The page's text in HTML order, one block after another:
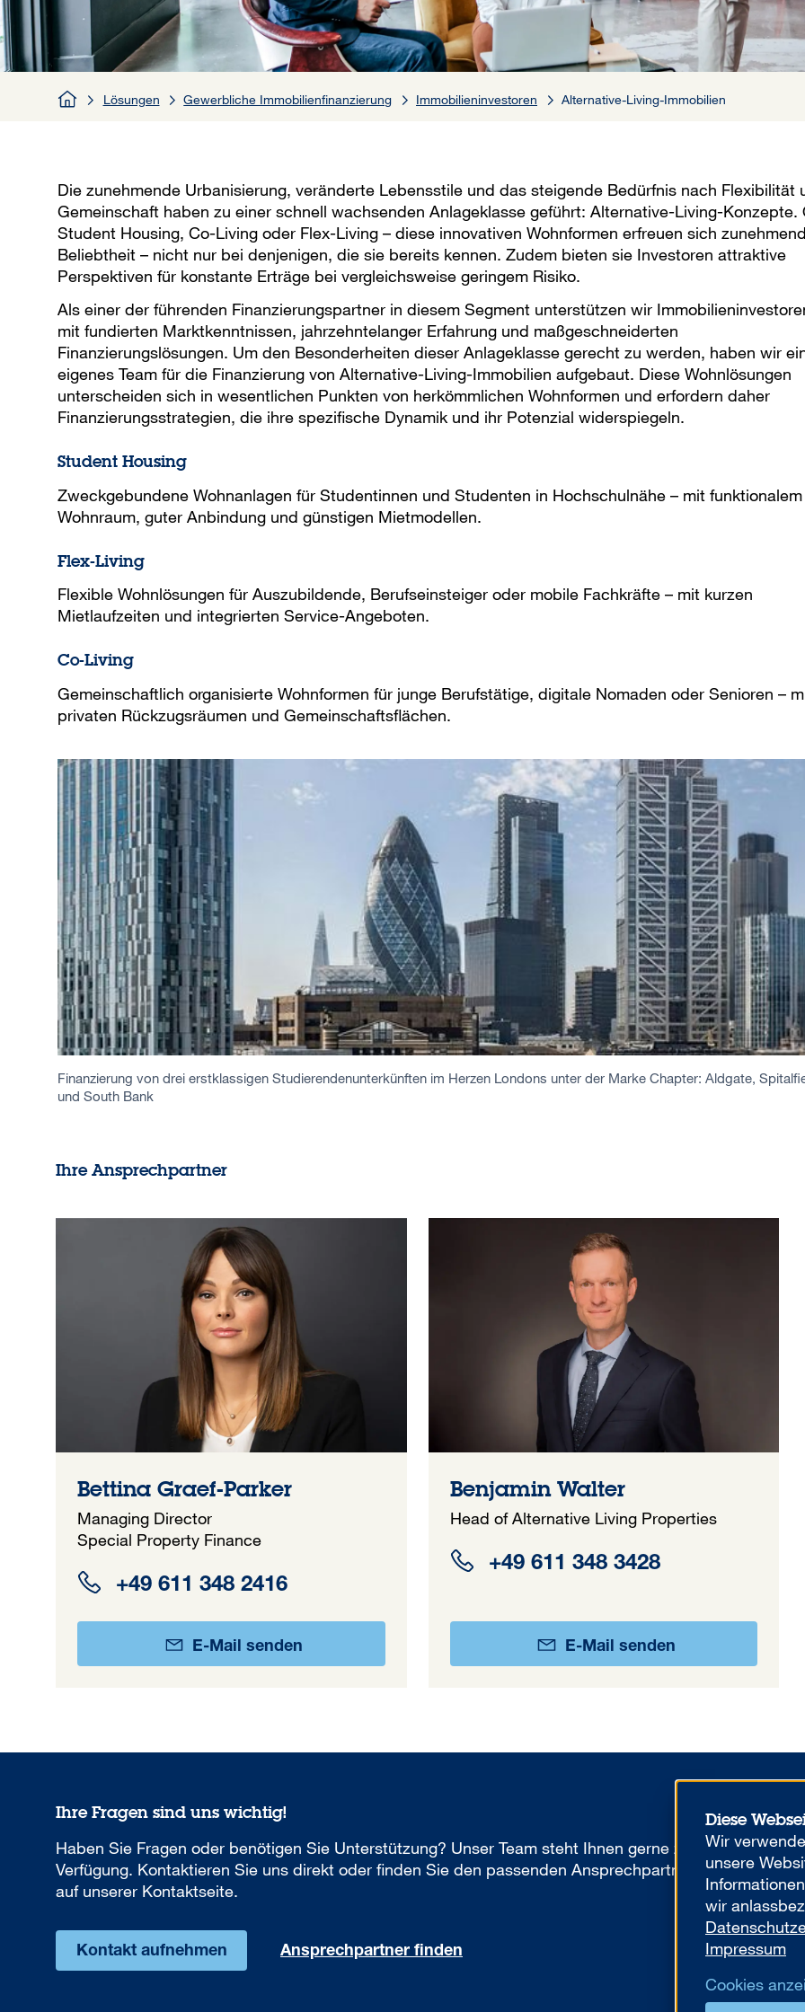
Lösungen Gewerbliche Immobilienfinanzierung Immobilieninvestoren Alternative-Living-Immobilien
Die zunehmende Urbanisierung, veränderte Lebensstile und das steigende Bedürfnis nach Flexibilität
Gemeinschaft haben zu einer schnell wachsenden Anlageklasse geführt: Alternative-Living-Konzepte.
Student Housing, Co-Living oder Flex-Living – diese innovativen Wohnformen erfreuen sich
Beliebtheit – nicht nur bei denjenigen, die sie bereits kennen. Zudem bieten sie Investoren attraktive
Perspektiven für konstante Erträge bei vergleichsweise geringem Risiko.
Als einer der führenden Finanzierungspartner in diesem Segment unterstützen wir
mit fundierten Marktkenntnissen, jahrzehntelanger Erfahrung und maßgeschneiderten
Finanzierungslösungen. Um den Besonderheiten dieser Anlageklasse gerecht zu werden, haben wir
eigenes Team für die Finanzierung von Alternative-Living-Immobilien aufgebaut. Diese Wohnlösungen
unterscheiden sich in wesentlichen Punkten von herkömmlichen Wohnformen und erfordern daher
Finanzierungsstrategien, die ihre spezifische Dynamik und ihr Potenzial widerspiegeln.
Student Housing
Zweckgebundene Wohnanlagen für Studentinnen und Studenten in Hochschulnähe – mit funktionalem
Wohnraum, guter Anbindung und günstigen Mietmodellen.
Flex-Living
Flexible Wohnlösungen für Auszubildende, Berufseinsteiger oder mobile Fachkräfte – mit kurzen
Mietlaufzeiten und integrierten Service-Angeboten.
Co-Living
Gemeinschaftlich organisierte Wohnformen für junge Berufstätige, digitale Nomaden oder Senioren –
privaten Rückzugsräumen und Gemeinschaftsflächen.
Finanzierung von drei erstklassigen Studierendenunterkünften im Herzen Londons unter der Marke Chapter: Aldgate,
und South Bank
Ihre Ansprechpartner
Bettina Graef-Parker
Managing Director
Special Property Finance
+49 611 348 2416
E-Mail senden
Benjamin Walter
Head of Alternative Living Properties
+49 611 348 3428
E-Mail senden
Ihre Fragen sind uns wichtig!
Haben Sie Fragen oder benötigen Sie Unterstützung? Unser Team steht Ihnen gerne zur
Verfügung. Kontaktieren Sie uns direkt oder finden Sie den passenden Ansprechpartner
auf unserer Kontaktseite.
Kontakt aufnehmen Ansprechpartner finden
Diese
Wir
unsere
wir
Impressum
Cookies